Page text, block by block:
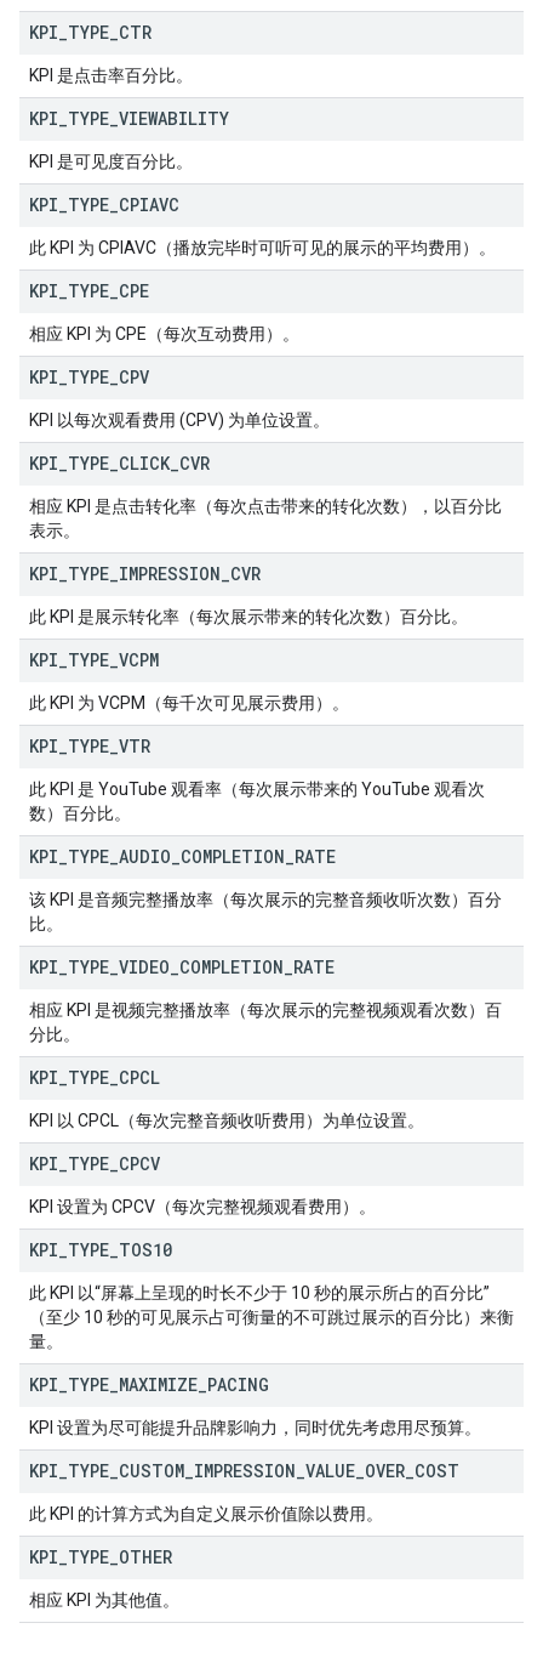
KPI TYPE CTR
KPI 是点击率百分比。
KPI TYPE VIEWABILITY
KPI 是可见度百分比。
KPI TYPE CPIAVC
此 KPI 为 CPIAVC（播放完毕时可听可见的展示的平均费用）。
KPI TYPE CPE
相应 KPI 为 CPE（每次互动费用）。
KPI TYPE CPV
KPI 以每次观看费用 (CPV) 为单位设置。
KPI TYPE CLICK CVR
相应 KPI 是点击转化率（每次点击带来的转化次数），以百分比
表示。
KPI TYPE IMPRESSION CVR
此 KPI 是展示转化率（每次展示带来的转化次数）百分比。
KPI TYPE VCPM
此 KPI 为 VCPM（每千次可见展示费用）。
KPI TYPE VTR
此 KPI 是 YouTube 观看率（每次展示带来的 YouTube 观看次
数）百分比。
KPI TYPE AUDIO COMPLETION RATE
该 KPI 是音频完整播放率（每次展示的完整音频收听次数）百分
比。
KPI TYPE VIDEO COMPLETION RATE
相应 KPI 是视频完整播放率（每次展示的完整视频观看次数）百
分比。
KPI TYPE CPCL
KPI 以 CPCL（每次完整音频收听费用）为单位设置。
KPI TYPE CPCV
KPI 设置为 CPCV（每次完整视频观看费用）。
KPI TYPE TOS10
此 KPI 以“屏幕上呈现的时长不少于 10 秒的展示所占的百分比”
（至少 10 秒的可见展示占可衡量的不可跳过展示的百分比）来衡
量。
KPI TYPE MAXIMIZE PACING
KPI 设置为尽可能提升品牌影响力，同时优先考虑用尽预算。
KPI TYPE CUSTOM IMPRESSION VALUE OVER COST
此 KPI 的计算方式为自定义展示价值除以费用。
KPI TYPE OTHER
相应 KPI 为其他值。